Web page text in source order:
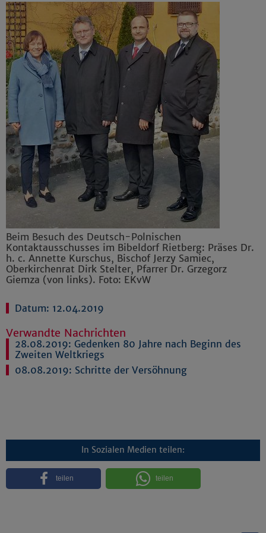
Beim Besuch des Deutsch-Polnischen
Kontaktausschusses im Bibeldorf Rietberg: Präses Dr.
h. c. Annette Kurschus, Bischof Jerzy Samiec,
Oberkirchenrat Dirk Stelter, Pfarrer Dr. Grzegorz
Giemza (von links). Foto: EKvW
Datum: 12.04.2019
Verwandte Nachrichten
28.08.2019: Gedenken 80 Jahre nach Beginn des
Zweiten Weltkriegs
08.08.2019: Schritte der Versöhnung
In Sozialen Medien teilen:
teilen teilen